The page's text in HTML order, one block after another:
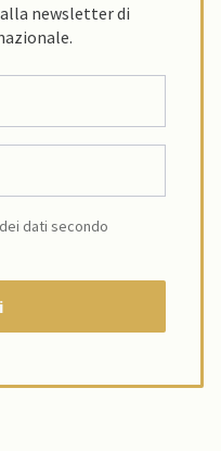
newsletter di
dati secondo